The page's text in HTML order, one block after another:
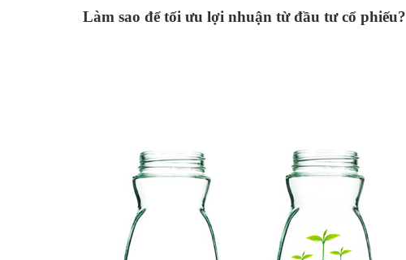
Làm sao để tối ưu lợi nhuận từ đầu tư cổ phiếu?